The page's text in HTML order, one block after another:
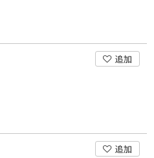
追加
追加